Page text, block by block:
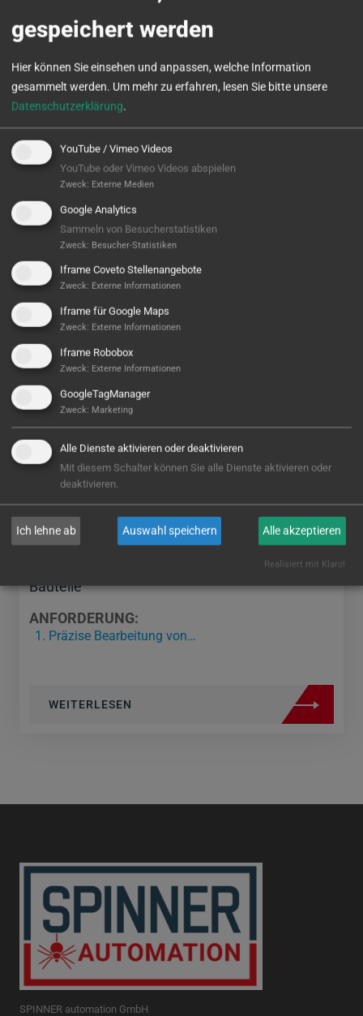
Alles außer Standard
SPINNER Microturn mit Sonderlösungen
WEITERLESEN
Vollautomatisierte Fertigung für hochsensible
Bauteile
ANFORDERUNG:
Präzise Bearbeitung von…
WEITERLESEN
SPINNER automation GmbH
gespeichert werden
Hier können Sie einsehen und anpassen, welche Information
gesammelt werden. Um mehr zu erfahren, lesen Sie bitte unsere
Datenschutzerklärung.
YouTube / Vimeo Videos
YouTube oder Vimeo Videos abspielen
Zweck: Externe Medien
Google Analytics
Sammeln von Besucherstatistiken
Zweck: Besucher-Statistiken
Iframe Coveto Stellenangebote
Zweck: Externe Informationen
Iframe für Google Maps
Zweck: Externe Informationen
Iframe Robobox
Zweck: Externe Informationen
GoogleTagManager
Zweck: Marketing
Alle Dienste aktivieren oder deaktivieren
Mit diesem Schalter können Sie alle Dienste aktivieren oder
deaktivieren.
Ich lehne ab Auswahl speichern Alle akzeptieren
Realisiert mit Klaro!